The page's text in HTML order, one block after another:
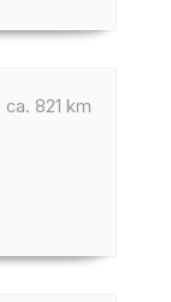
ca. 821 km